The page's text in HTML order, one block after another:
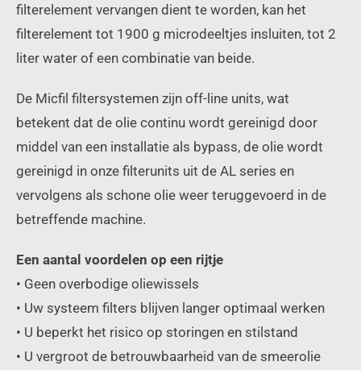
filterelement vervangen dient te worden, kan het
filterelement tot 1900 g microdeeltjes insluiten, tot 2
liter water of een combinatie van beide.
De Micfil filtersystemen zijn off-line units, wat
betekent dat de olie continu wordt gereinigd door
middel van een installatie als bypass, de olie wordt
gereinigd in onze filterunits uit de AL series en
vervolgens als schone olie weer teruggevoerd in de
betreffende machine.
Een aantal voordelen op een rijtje
• Geen overbodige oliewissels
• Uw systeem filters blijven langer optimaal werken
• U beperkt het risico op storingen en stilstand
• U vergroot de betrouwbaarheid van de smeerolie